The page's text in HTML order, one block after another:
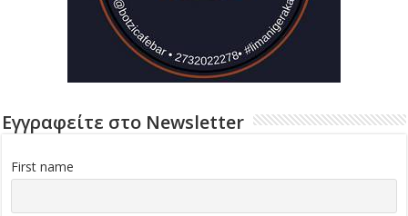
Εγγραφείτε στο Newsletter
First name